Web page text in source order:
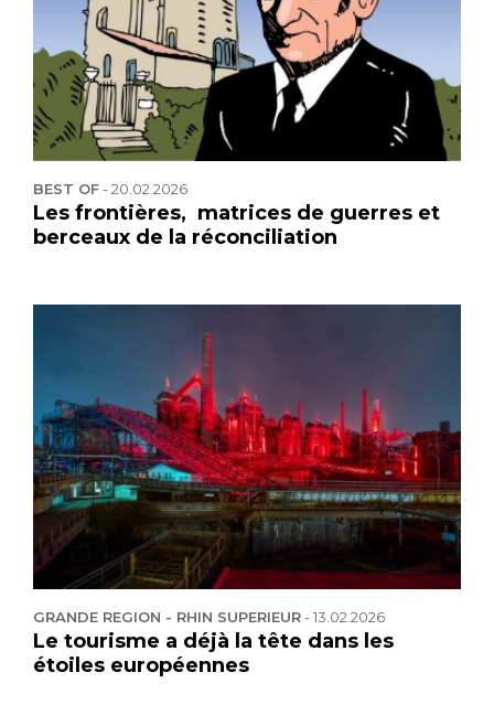
BEST OF-20.02.2026
Les frontières, matrices de guerres et
berceaux de la réconciliation
GRANDE REGION - RHIN SUPERIEUR-13.02.2026
Le tourisme a déjà la tête dans les
étoiles européennes